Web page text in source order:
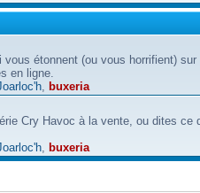
étonnent (ou vous horrifient)
en ligne.
, buxeria
Cry Havoc à la vente, ou dites ce
, buxeria